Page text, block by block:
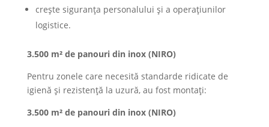
crește siguranța personalului și a operațiunilor
logistice.
3.500 m² de panouri din inox (NIRO)
Pentru zonele care necesită standarde ridicate de
igienă și rezistență la uzură, au fost montați:
3.500 m² de panouri din inox (NIRO)